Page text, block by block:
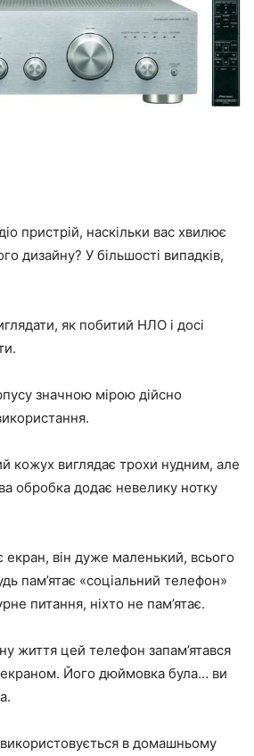
пристрій, наскільки вас хвилює
дизайну? У більшості випадків,
як побитий НЛО і досі
значною мірою дійсно
кожух виглядає трохи нудним, але
обробка додає невелику нотку
він дуже маленький, всього
пам’ятає «соціальний телефон»
питання, ніхто не пам’ятає.
життя цей телефон запам’ятався
Його дюймовка була… ви
в домашньому